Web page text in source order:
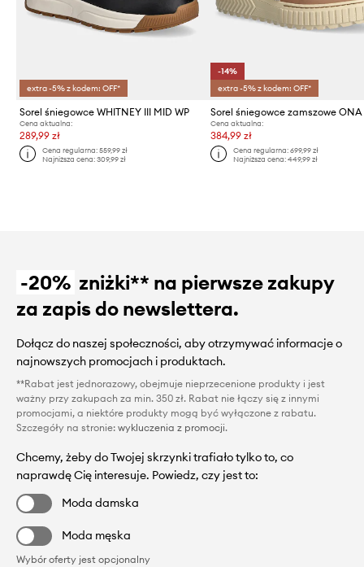
extra -5% z kodem: OFF*
Sorel śniegowce WHITNEY III MID WP
Cena aktualna:
289,99 zł
Cena regularna:559,99 zł
Najniższa cena:309,99 zł
-14%
extra -5% z kodem: OFF*
Cena aktualna:
384,99 zł
Cena regularna: 699,99 zł
Najniższa cena: 449,99 zł
-20% zniżki** na pierwsze zakupy
za zapis do newslettera.
Dołącz do naszej społeczności, aby otrzymywać informacje o
najnowszych promocjach i produktach.
**Rabat jest jednorazowy, obejmuje nieprzecenione produkty i jest
ważny przy zakupach za min. 350 zł. Rabat nie łączy się z innymi
promocjami, a niektóre produkty mogą być wyłączone z rabatu.
Szczegóły na stronie: wykluczenia z promocji.
Chcemy, żeby do Twojej skrzynki trafiało tylko to, co
naprawdę Cię interesuje. Powiedz, czy jest to:
Moda damska
Moda męska
Wybór oferty jest opcjonalny